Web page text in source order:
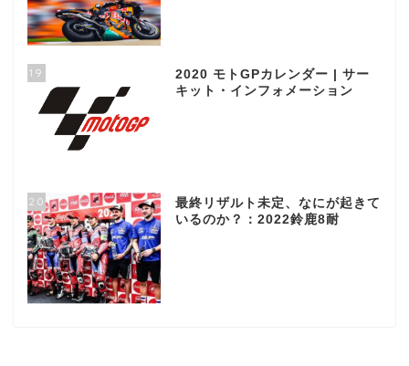
19
2020 モトGPカレンダー | サー
キット・インフォメーション
20
最終リザルト未定、なにが起きて
いるのか？：2022鈴鹿8耐